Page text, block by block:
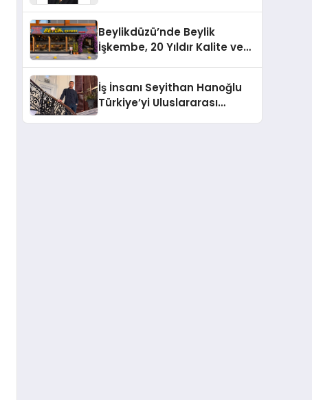
Beylikdüzü’nde Beylik
İşkembe, 20 Yıldır Kalite ve
İş İnsanı Seyithan Hanoğlu
Türkiye’yi Uluslararası